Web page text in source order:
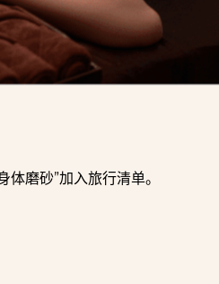
磨砂”加入旅行清单。